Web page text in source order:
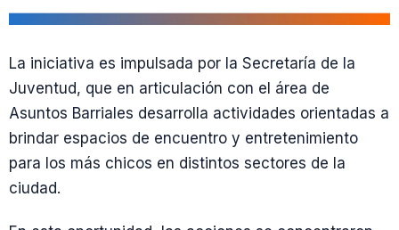
La iniciativa es impulsada por la Secretaría de la
Juventud, que en articulación con el área de
Asuntos Barriales desarrolla actividades orientadas a
brindar espacios de encuentro y entretenimiento
para los más chicos en distintos sectores de la
ciudad.